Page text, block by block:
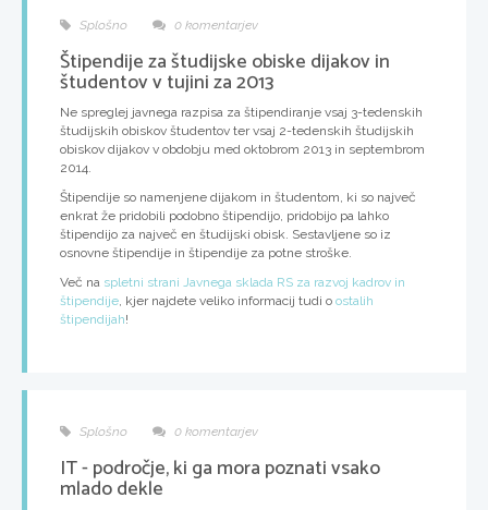
Splošno 0 komentarjev
Štipendije za študijske obiske dijakov in
študentov v tujini za 2013
Ne spreglej javnega razpisa za štipendiranje vsaj 3-tedenskih
študijskih obiskov študentov ter vsaj 2-tedenskih študijskih
obiskov dijakov v obdobju med oktobrom 2013 in septembrom
2014.
Štipendije so namenjene dijakom in študentom, ki so največ
enkrat že pridobili podobno štipendijo, pridobijo pa lahko
štipendijo za največ en študijski obisk. Sestavljene so iz
osnovne štipendije in štipendije za potne stroške.
Več na spletni strani Javnega sklada RS za razvoj kadrov in
štipendije, kjer najdete veliko informacij tudi o ostalih
štipendijah!
Splošno 0 komentarjev
IT - področje, ki ga mora poznati vsako
mlado dekle